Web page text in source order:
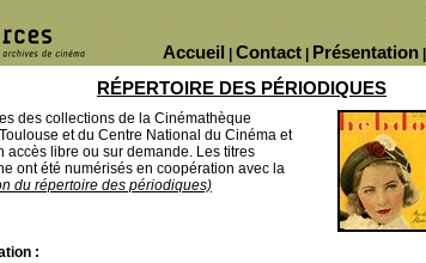
Présentation
Contact
Accueil
RÉPERTOIRE DES PÉRIODIQUES
des collections de la Cinémathèque
et du Centre National du Cinéma et
libre ou sur demande. Les titres
ont été numérisés en coopération avec la
du répertoire des périodiques)
: